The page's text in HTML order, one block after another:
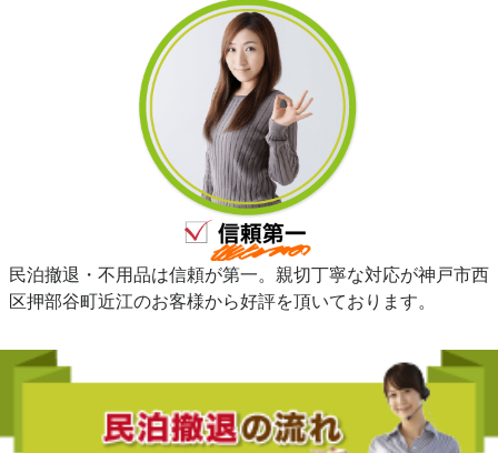
民泊撤退・不用品は信頼が第一。親切丁寧な対応が神戸市西
区押部谷町近江のお客様から好評を頂いております。